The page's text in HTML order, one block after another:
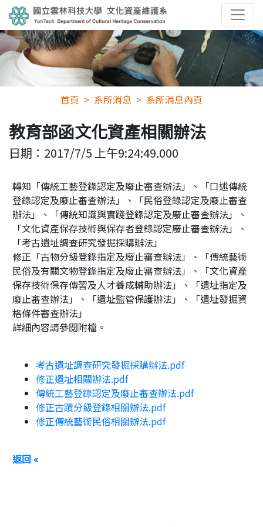
首頁 系所消息 系所消息內頁
教育部函文化資產相關辦法
日期： 2017/7/5 上午9:24:49.000
轉知「傳統工藝登錄認定及廢止審查辦法」、「口述傳統
登錄認定及廢止審查辦法」、「民俗登錄認定及廢止審查
辦法」、「傳統知識與實踐登錄認定及廢止審查辦法」、
「文化資產保存技術與保存者登錄認定廢止審查辦法」、
「考古遺址調查研究發掘採購辦法」
修正「古物分級登錄指定及廢止審查辦法」、「傳統藝術
民俗及有關文物登錄指定及廢止審查辦法」、「文化資產
保存技術保存傳習及人才養成輔助辦法」、「遺址指定及
廢止審查辦法」、「遺址監管保護辦法」、「遺址發掘資
格條件審查辦法」
詳細內容請參閱附檔。
考古遺址調查研究發掘採購辦法.pdf
修正遺址相關辦法.pdf
傳統工藝登錄認定及廢止審查辦法.pdf
修正古蹟分級登錄相關辦法.pdf
修正傳統藝術民俗相關辦法.pdf
返回 «